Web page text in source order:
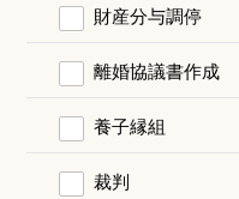
財産分与調停
離婚協議書作成
養子縁組
裁判